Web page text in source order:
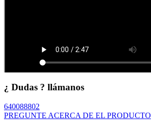
¿ Dudas ? llámanos
640088802
PREGUNTE ACERCA DE EL PRODUCTO